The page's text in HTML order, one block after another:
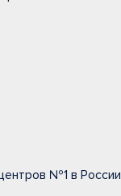
№1 в России